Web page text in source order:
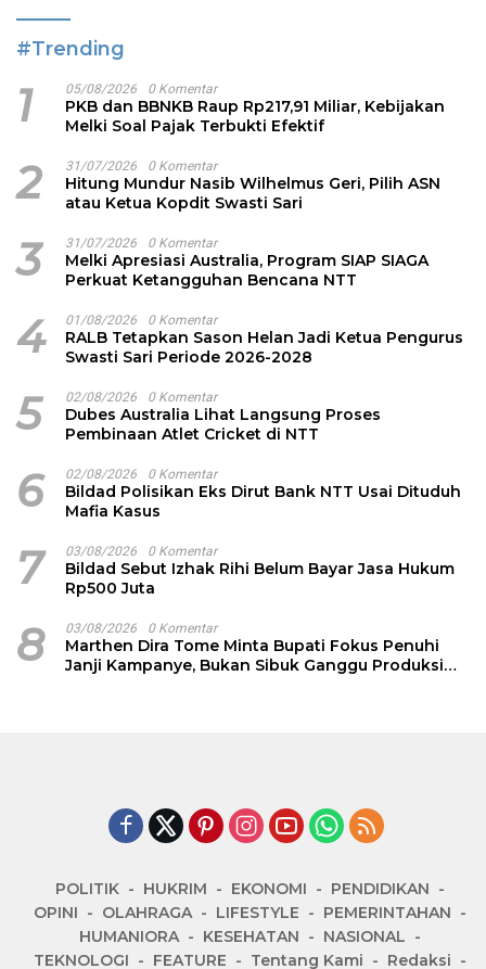
#Trending
1 05/08/2026 0 Komentar
PKB dan BBNKB Raup Rp217,91 Miliar, Kebijakan
Melki Soal Pajak Terbukti Efektif
2 31/07/2026 0 Komentar
Hitung Mundur Nasib Wilhelmus Geri, Pilih ASN
atau Ketua Kopdit Swasti Sari
3 31/07/2026 0 Komentar
Melki Apresiasi Australia, Program SIAP SIAGA
Perkuat Ketangguhan Bencana NTT
4 01/08/2026 0 Komentar
RALB Tetapkan Sason Helan Jadi Ketua Pengurus
Swasti Sari Periode 2026-2028
5 02/08/2026 0 Komentar
Dubes Australia Lihat Langsung Proses
Pembinaan Atlet Cricket di NTT
6 02/08/2026 0 Komentar
Bildad Polisikan Eks Dirut Bank NTT Usai Dituduh
Mafia Kasus
7 03/08/2026 0 Komentar
Bildad Sebut Izhak Rihi Belum Bayar Jasa Hukum
Rp500 Juta
8 03/08/2026 0 Komentar
Marthen Dira Tome Minta Bupati Fokus Penuhi
Janji Kampanye, Bukan Sibuk Ganggu Produksi
POLITIK HUKRIM EKONOMI
PENDIDIKAN
OPINI
OLAHRAGA LIFESTYLE
PEMERINTAHAN
HUMANIORA
KESEHATAN
NASIONAL
TEKNOLOGI
FEATURE Tentang Kami Redaksi